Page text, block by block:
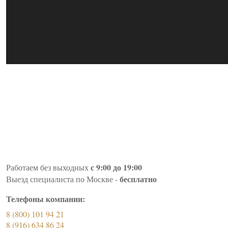
Работаем без выходныхс 9:00 до 19:00
Выезд специалиста по Москве -бесплатно
Телефоны компании:
8 (800) 101 94 21
8 (916) 634 86 24